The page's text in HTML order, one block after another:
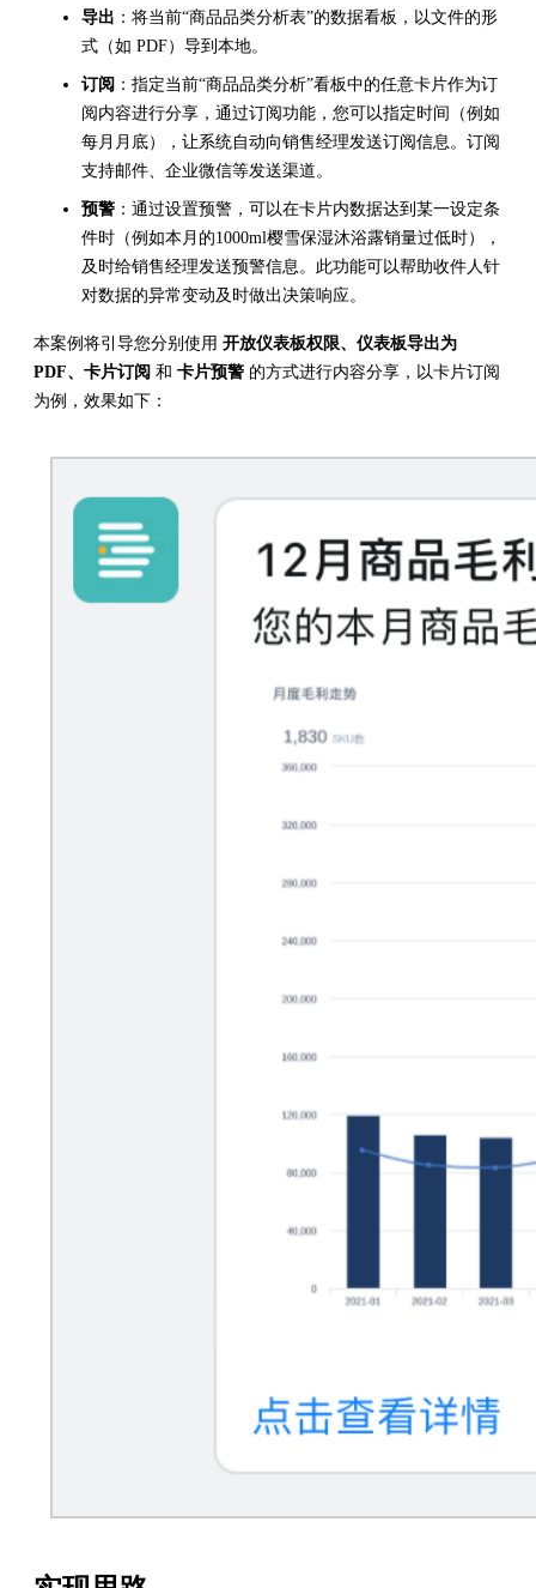
导出 ：将当前“商品品类分析表”的数据看板，以文件的形
式（如 PDF）导到本地。
订阅 ：指定当前“商品品类分析”看板中的任意卡片作为订
阅内容进行分享，通过订阅功能，您可以指定时间（例如
每月月底），让系统自动向销售经理发送订阅信息。订阅
支持邮件、企业微信等发送渠道。
预警 ：通过设置预警，可以在卡片内数据达到某一设定条
件时（例如本月的1000ml樱雪保湿沐浴露销量过低时），
及时给销售经理发送预警信息。此功能可以帮助收件人针
对数据的异常变动及时做出决策响应。
本案例将引导您分别使用 开放仪表板权限、仪表板导出为
PDF、卡片订阅 和 卡片预警 的方式进行内容分享，以卡片订阅
为例，效果如下：